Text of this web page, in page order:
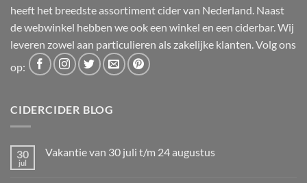
heeft het breedste assortiment cider van Nederland. Naast
de webwinkel hebben we ook een winkel en een ciderbar. Wij
leveren zowel aan particulieren als zakelijke klanten. Volg ons
op:
CIDERCIDER BLOG
30
jul
Vakantie van 30 juli t/m 24 augustus